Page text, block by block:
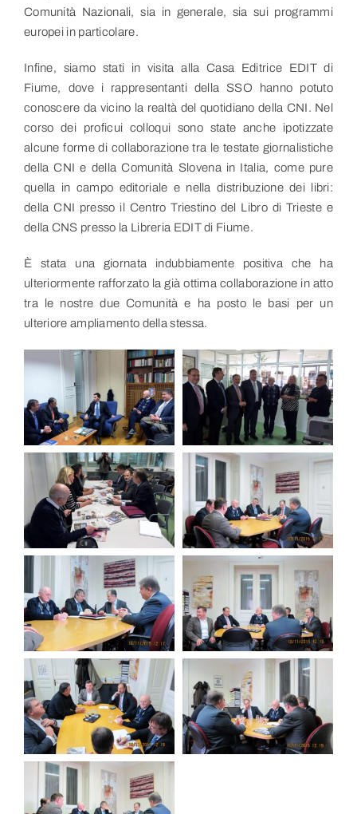
Comunità Nazionali, sia in generale, sia sui programmi
europei in particolare.
Infine, siamo stati in visita alla Casa Editrice EDIT di
Fiume, dove i rappresentanti della SSO hanno potuto
conoscere da vicino la realtà del quotidiano della CNI. Nel
corso dei proficui colloqui sono state anche ipotizzate
alcune forme di collaborazione tra le testate giornalistiche
della CNI e della Comunità Slovena in Italia, come pure
quella in campo editoriale e nella distribuzione dei libri:
della CNI presso il Centro Triestino del Libro di Trieste e
della CNS presso la Libreria EDIT di Fiume.
È stata una giornata indubbiamente positiva che ha
ulteriormente rafforzato la già ottima collaborazione in atto
tra le nostre due Comunità e ha posto le basi per un
ulteriore ampliamento della stessa.